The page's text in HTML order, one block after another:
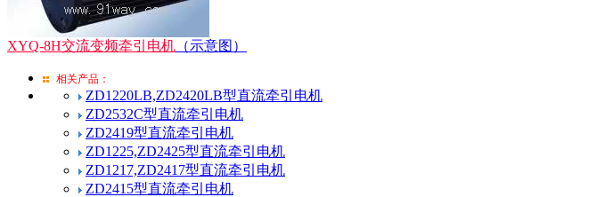
XYQ-8H交流变频牵引电机 （示意图）
相关产品：
ZD1220LB,ZD2420LB型直流牵引电机
ZD2532C型直流牵引电机
ZD2419型直流牵引电机
ZD1225,ZD2425型直流牵引电机
ZD1217,ZD2417型直流牵引电机
ZD2415型直流牵引电机